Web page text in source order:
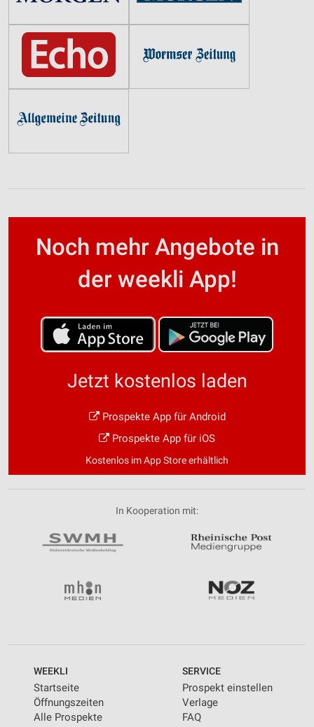
Noch mehr Angebote in
der weekli App!
Jetzt kostenlos laden
Prospekte App für Android
Prospekte App für iOS
Kostenlos im App Store erhältlich
In Kooperation mit:
WEEKLI
Startseite
Öffnungszeiten
Alle Prospekte
SERVICE
Prospekt einstellen
Verlage
FAQ